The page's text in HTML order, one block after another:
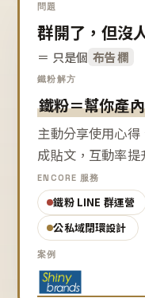
問題
群開了，但沒
＝ 只是個 布告欄
鐵粉解方
鐵粉＝幫你產
主動分享使用心
成貼文，互動率提
ENCORE 服務
鐵粉 LINE 群運營
公私域閉環設計
案例